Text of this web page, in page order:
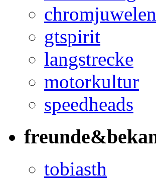
chromjuwelen
gtspirit
langstrecke
motorkultur
speedheads
tobiasth